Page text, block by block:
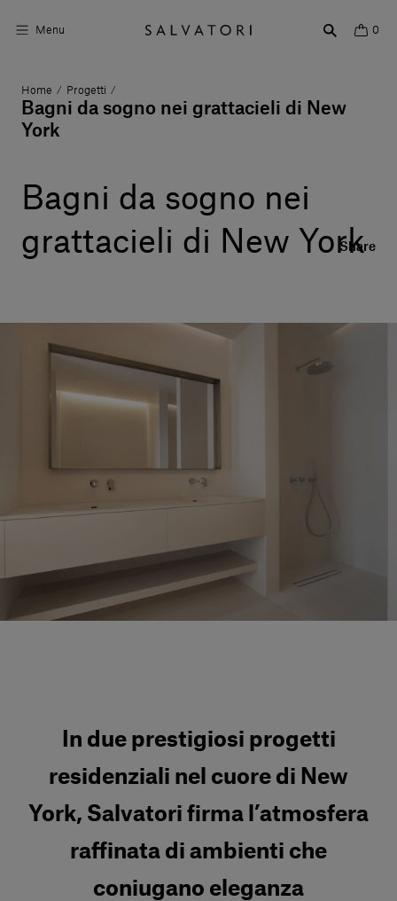
Menu 0
Superfici
Arredo bagno
Ambienti
Contattaci
Home / Progetti /
Bagni da sogno nei grattacieli di New
York
Bagni da sogno nei
grattacieli di New York
Share
In due prestigiosi progetti
residenziali nel cuore di New
York, Salvatori firma l’atmosfera
raffinata di ambienti che
coniugano eleganza